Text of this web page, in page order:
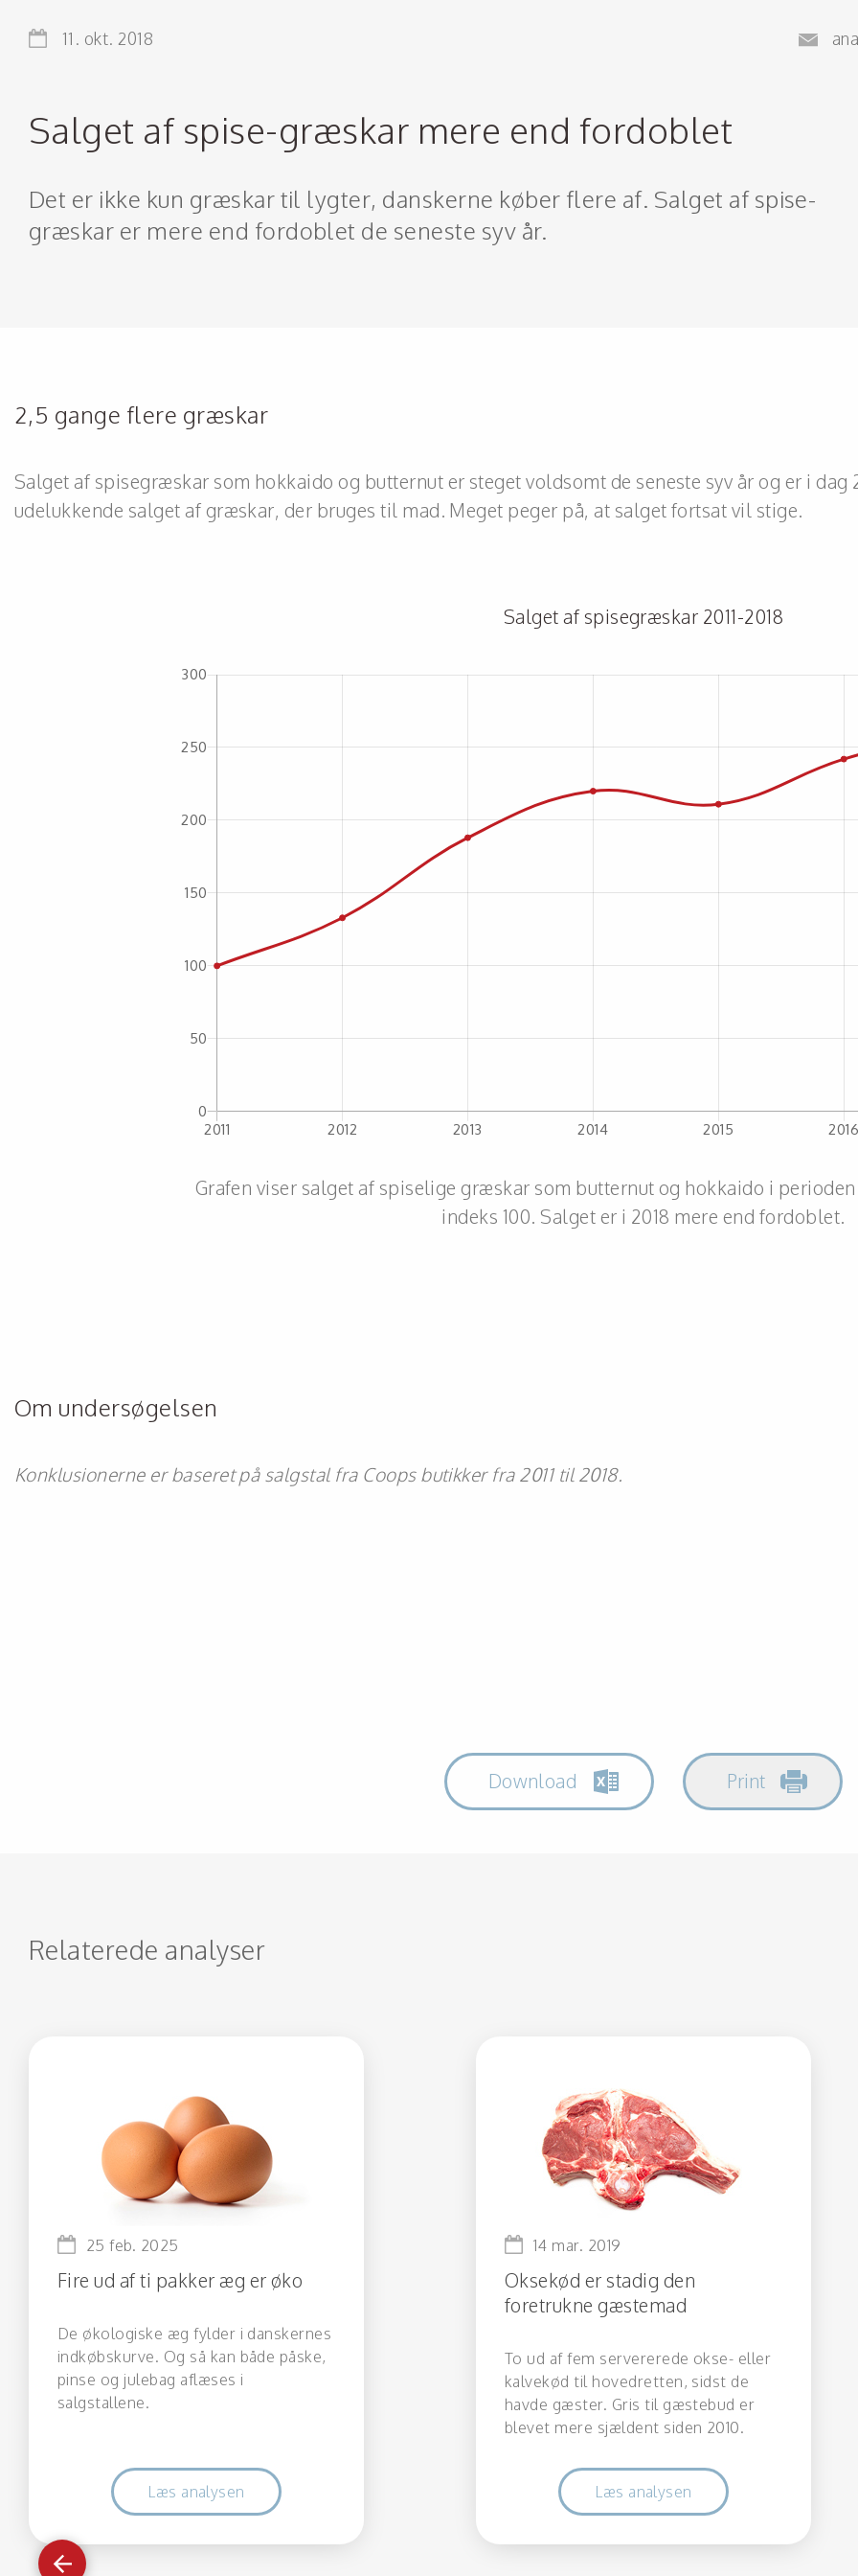
tilbage
11. okt. 2018
Salget af spise-græskar mere end fordoblet
Det er ikke kun græskar til lygter, danskerne køber flere af. Salget af spise-
græskar er mere end fordoblet de seneste syv år.
2,5 gange flere græskar
Salget af spisegræskar som hokkaido og butternut er steget voldsomt de seneste syv år og er i dag
udelukkende salget af græskar, der bruges til mad. Meget peger på, at salget fortsat vil stige.
Salget af spisegræskar 2011-2018
Grafen viser salget af spiselige græskar som butternut og hokkaido i perioden
indeks 100. Salget er i 2018 mere end fordoblet.
Om undersøgelsen
Konklusionerne er baseret på salgstal fra Coops butikker fra 2011 til 2018.
Download Print
Relaterede analyser
25 feb. 2025
Fire ud af ti pakker æg er øko
De økologiske æg fylder i danskernes
indkøbskurve. Og så kan både påske,
pinse og julebag aflæses i
salgstallene.
Læs analysen
14 mar. 2019
Oksekød er stadig den
foretrukne gæstemad
To ud af fem servererede okse- eller
kalvekød til hovedretten, sidst de
havde gæster. Gris til gæstebud er
blevet mere sjældent siden 2010.
Læs analysen